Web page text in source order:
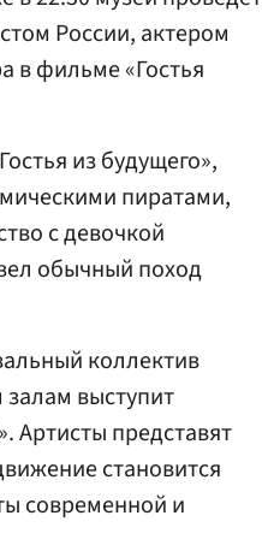
России, актером
в фильме «Гостья
из будущего»,
пиратами,
с девочкой
обычный поход
коллектив
выступит
Артисты представят
становится
современной и